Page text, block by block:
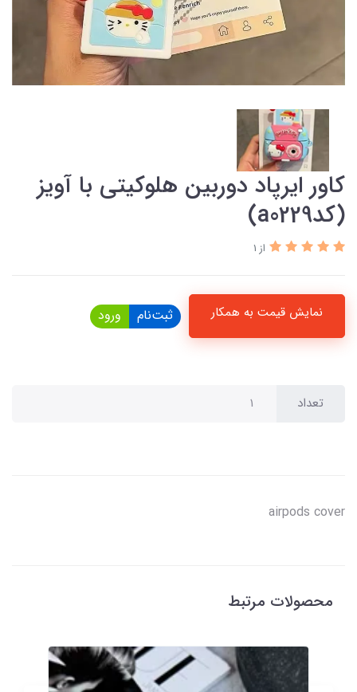
کاور ایرپاد دوربین هلوکیتی با آویز
(کدa0229)
از 1
نمایش قیمت به همکار ثبت‌نام ورود
تعداد
airpods cover
محصولات مرتبط